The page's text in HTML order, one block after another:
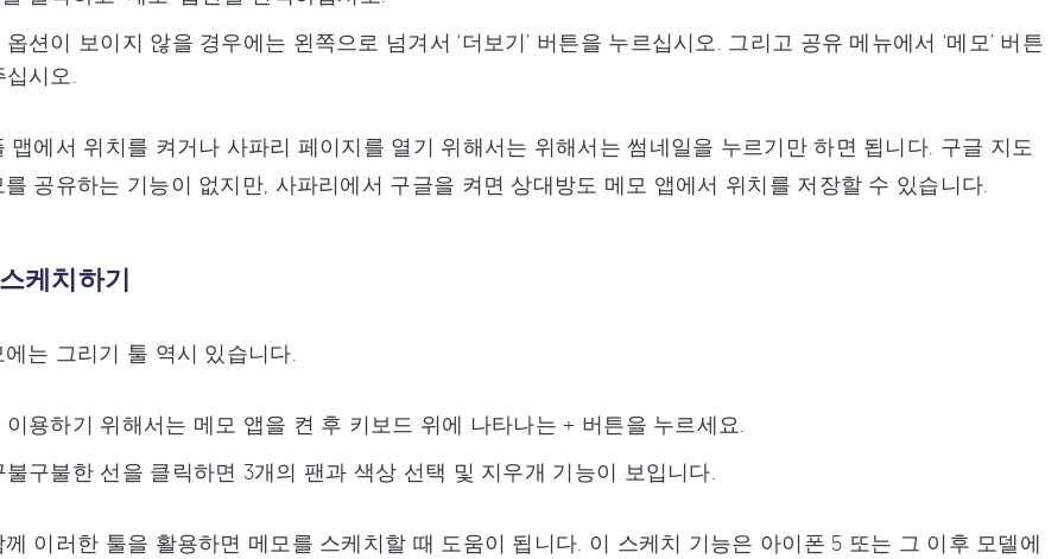
션이 보이지 않을 경우에는 왼쪽으로 넘겨서 ‘더보기’ 버튼을 누르십시오. 그리고 공유 메뉴에서 ‘메모’ 버튼
시오.
맵에서 위치를 켜거나 사파리 페이지를 열기 위해서는 위해서는 썸네일을 누르기만 하면 됩니다. 구글 지도
공유하는 기능이 없지만, 사파리에서 구글을 켜면 상대방도 메모 앱에서 위치를 저장할 수 있습니다.
케치하기
는 그리기 툴 역시 있습니다.
이용하기 위해서는 메모 앱을 켠 후 키보드 위에 나타나는 + 버튼을 누르세요.
불구불한 선을 클릭하면 3개의 팬과 색상 선택 및 지우개 기능이 보입니다.
이러한 툴을 활용하면 메모를 스케치할 때 도움이 됩니다. 이 스케치 기능은 아이폰 5 또는 그 이후 모델에